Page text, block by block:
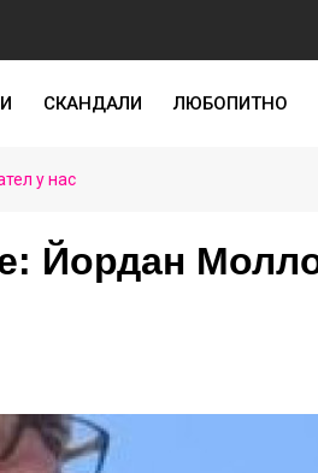
СКАНДАЛИ ЛЮБОПИТНО
у нас
Йордан